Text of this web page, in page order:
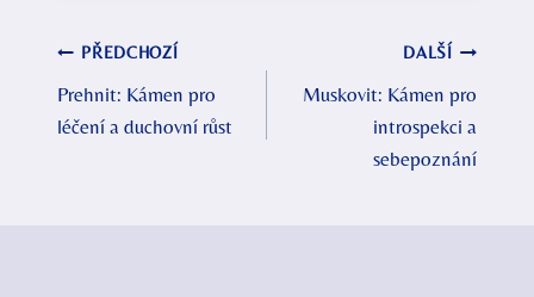
Navigace
pro
PŘEDCHOZÍ
Prehnit: Kámen pro
léčení a duchovní růst
DALŠÍ
Muskovit: Kámen pro
introspekci a
sebepoznání